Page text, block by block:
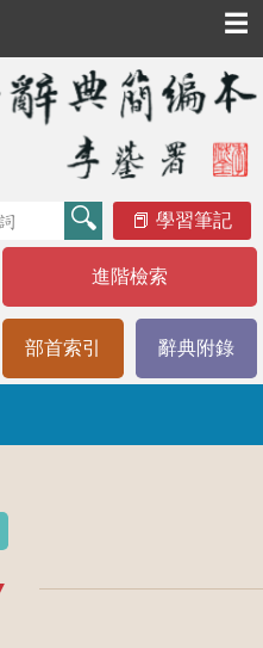
☰
學習筆記
進階檢索
部首索引 辭典附錄